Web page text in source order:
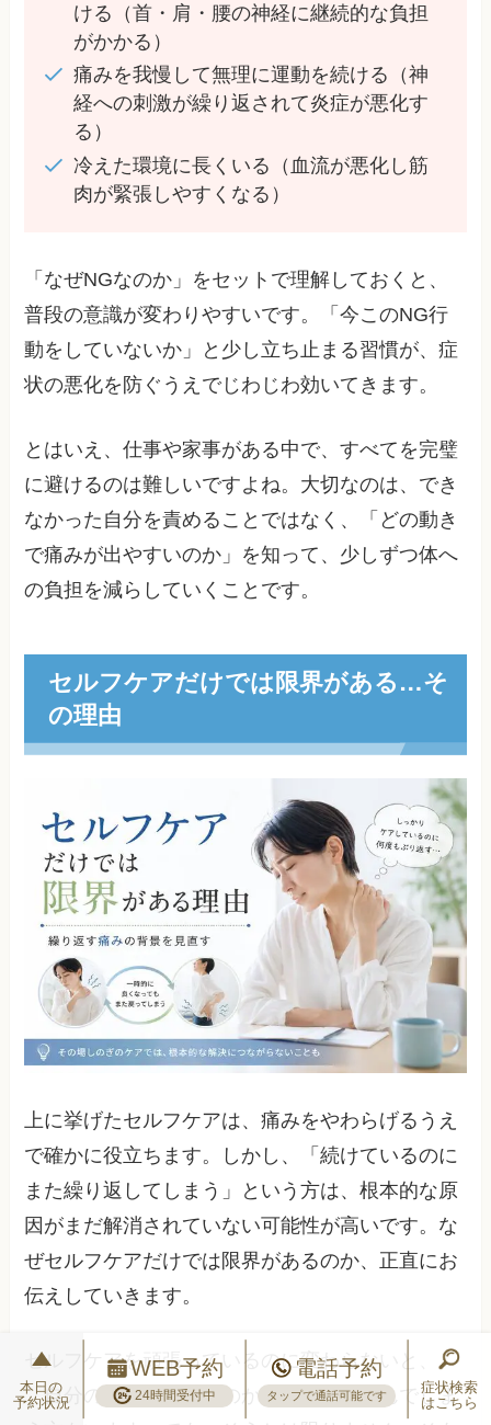
ける（首・肩・腰の神経に継続的な負担
がかかる）
痛みを我慢して無理に運動を続ける（神
経への刺激が繰り返されて炎症が悪化す
る）
冷えた環境に長くいる（血流が悪化し筋
肉が緊張しやすくなる）
「なぜNGなのか」をセットで理解しておくと、
普段の意識が変わりやすいです。「今このNG行
動をしていないか」と少し立ち止まる習慣が、症
状の悪化を防ぐうえでじわじわ効いてきます。
とはいえ、仕事や家事がある中で、すべてを完璧
に避けるのは難しいですよね。大切なのは、でき
なかった自分を責めることではなく、「どの動き
で痛みが出やすいのか」を知って、少しずつ体へ
の負担を減らしていくことです。
セルフケアだけでは限界がある…そ
の理由
上に挙げたセルフケアは、痛みをやわらげるうえ
で確かに役立ちます。しかし、「続けているのに
また繰り返してしまう」という方は、根本的な原
因がまだ解消されていない可能性が高いです。な
ぜセルフケアだけでは限界があるのか、正直にお
伝えしていきます。
セルフケアを頑張っているのに変わらないと、
「自分のやり方が悪いのかな」と落ち込んでしま
本日の
予約状況
WEB予約
24時間受付中
電話予約
タップで通話可能です
症状検索
はこちら